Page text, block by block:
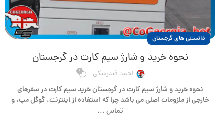
دانستنی های گرجستان
نحوه خرید و شارژ سیم کارت در گرجستان
احمد فندرسکی 1
نحوه خرید و شارژ سیم کارت در گرجستان خرید سیم کارت در سفرهای
خارجی از ملزومات اصلی می باشد چرا که استفاده از اینترنت، گوگل مپ، و
تماس ...